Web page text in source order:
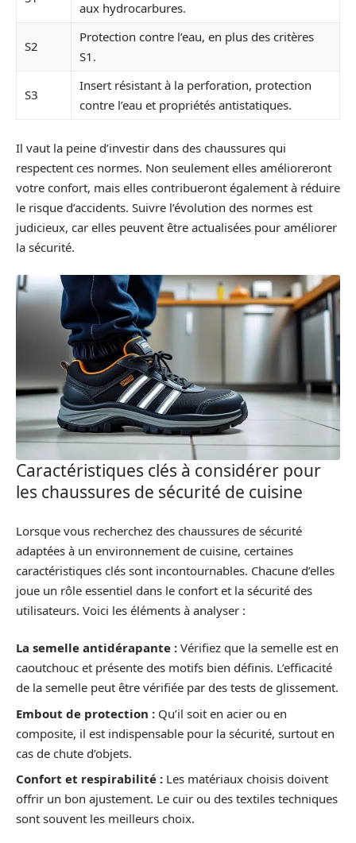
aux hydrocarbures.
S2
Protection contre l’eau, en plus des critères
S1.
S3
Insert résistant à la perforation, protection
contre l’eau et propriétés antistatiques.
Il vaut la peine d’investir dans des chaussures qui
respectent ces normes. Non seulement elles amélioreront
votre confort, mais elles contribueront également à réduire
le risque d’accidents. Suivre l’évolution des normes est
judicieux, car elles peuvent être actualisées pour améliorer
la sécurité.
Caractéristiques clés à considérer pour
les chaussures de sécurité de cuisine
Lorsque vous recherchez des chaussures de sécurité
adaptées à un environnement de cuisine, certaines
caractéristiques clés sont incontournables. Chacune d’elles
joue un rôle essentiel dans le confort et la sécurité des
utilisateurs. Voici les éléments à analyser :
La semelle antidérapante : Vérifiez que la semelle est en
caoutchouc et présente des motifs bien définis. L’efficacité
de la semelle peut être vérifiée par des tests de glissement.
Embout de protection : Qu’il soit en acier ou en
composite, il est indispensable pour la sécurité, surtout en
cas de chute d’objets.
Confort et respirabilité : Les matériaux choisis doivent
offrir un bon ajustement. Le cuir ou des textiles techniques
sont souvent les meilleurs choix.